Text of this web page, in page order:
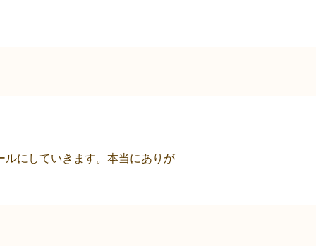
にしていきます。本当にありが